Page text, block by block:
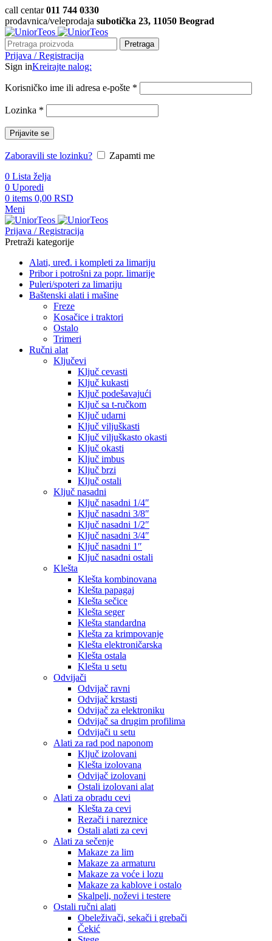
call centar011 744 0330
prodavnica/veleprodaja subotička 23, 11050 Beograd
Pretraga
Prijava / Registracija
Sign inKreirajte nalog:
Korisničko ime ili adresa e-pošte *
Lozinka *
Prijavite se
Zaboravili ste lozinku?
Zapamti me
0 Lista želja
0 Uporedi
0 items 0,00 RSD
Meni
Prijava / Registracija
Pretraži kategorije
Alati, uređ. i kompleti za limariju
Pribor i potrošni za popr. limarije
Puleri/spoteri za limariju
Baštenski alati i mašine
Freze
Kosačice i traktori
Ostalo
Trimeri
Ručni alat
Ključevi
Ključ cevasti
Ključ kukasti
Ključ podešavajući
Ključ sa t-ručkom
Ključ udarni
Ključ viljuškasti
Ključ viljuškasto okasti
Ključ okasti
Ključ imbus
Ključ brzi
Ključ ostali
Ključ nasadni
Ključ nasadni 1/4″
Ključ nasadni 3/8″
Ključ nasadni 1/2″
Ključ nasadni 3/4″
Ključ nasadni 1″
Ključ nasadni ostali
Klešta
Klešta kombinovana
Klešta papagaj
Klešta sečice
Klešta seger
Klešta standardna
Klešta za krimpovanje
Klešta elektroničarska
Klešta ostala
Klešta u setu
Odvijači
Odvijač ravni
Odvijač krstasti
Odvijač za elektroniku
Odvijač sa drugim profilima
Odvijači u setu
Alati za rad pod naponom
Ključ izolovani
Klešta izolovana
Odvijač izolovani
Ostali izolovani alat
Alati za obradu cevi
Klešta za cevi
Rezači i nareznice
Ostali alati za cevi
Alati za sečenje
Makaze za lim
Makaze za armaturu
Makaze za voće i lozu
Makaze za kablove i ostalo
Skalpeli, noževi i testere
Ostali ručni alati
Obeleživači, sekači i grebači
Čekić